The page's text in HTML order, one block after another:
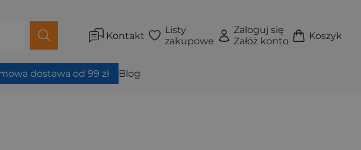
Kontakt
Listy
zakupowe
Zaloguj się
Załóż konto
Koszyk
dostawa od 99 zł Blog